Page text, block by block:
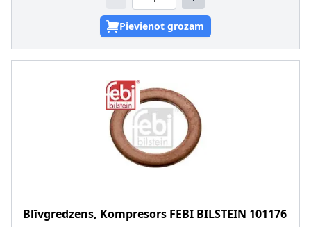
Pievienot grozam
Blīvgredzens, Kompresors FEBI BILSTEIN 101176